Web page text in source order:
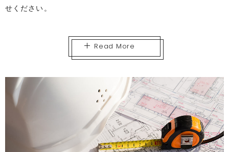
せください。
Read More